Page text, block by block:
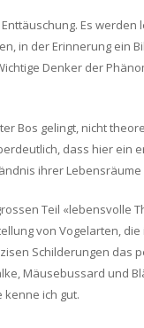
Es werden
in der Erinnerung ein
Denker der
Bos gelingt, nicht
dass hier ein
ihrer
Teil «lebensvolle
von Vogelarten, die
Schilderungen das
Mäusebussard und
ich gut.